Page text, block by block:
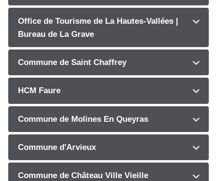
Office de Tourisme de La Hautes-Vallées |
Bureau de La Grave
Commune de Saint Chaffrey
HCM Faure
Commune de Molines En Queyras
Commune d'Arvieux
Commune de Château Ville Vieille